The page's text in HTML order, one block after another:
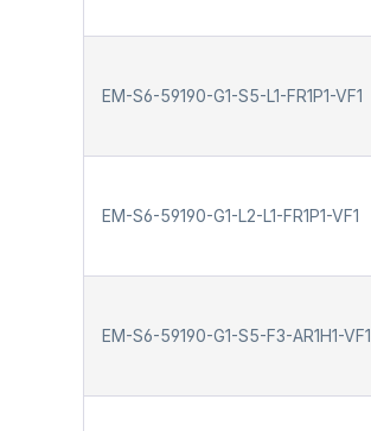
EM-S6-59190-G1-S5-L1-FR1P1-VF1
EM-S6-59190-G1-L2-L1-FR1P1-VF1
EM-S6-59190-G1-S5-F3-AR1H1-VF1